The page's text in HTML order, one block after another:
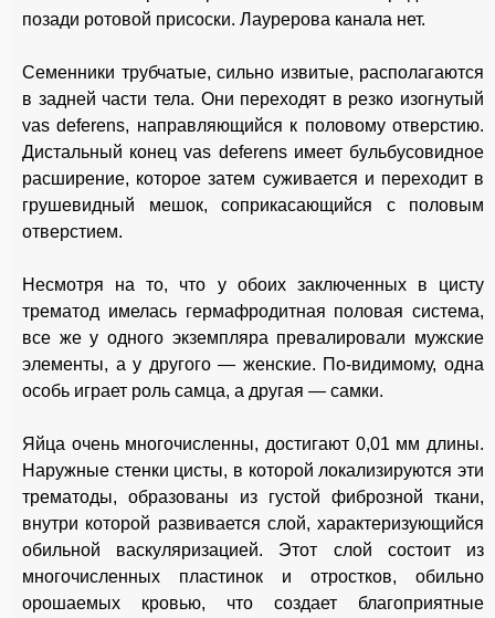
позади ротовой присоски. Лаурерова канала нет.
Семенники трубчатые, сильно извитые, располагаются
в задней части тела. Они переходят в резко изогнутый
vas deferens, направляющийся к половому отверстию.
Дистальный конец vas deferens имеет бульбусовидное
расширение, которое затем суживается и переходит в
грушевидный мешок, соприкасающийся с половым
отверстием.
Несмотря на то, что у обоих заключенных в цисту
трематод имелась гермафродитная половая система,
все же у одного экземпляра превалировали мужские
элементы, а у другого — женские. По-видимому, одна
особь играет роль самца, а другая — самки.
Яйца очень многочисленны, достигают 0,01 мм длины.
Наружные стенки цисты, в которой локализируются эти
трематоды, образованы из густой фиброзной ткани,
внутри которой развивается слой, характеризующийся
обильной васкуляризацией. Этот слой состоит из
многочисленных пластинок и отростков, обильно
орошаемых кровью, что создает благоприятные